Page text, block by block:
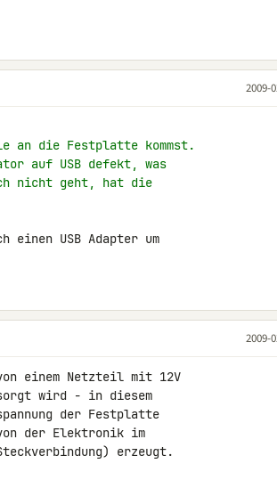
2009-
an die Festplatte kommst.
auf USB defekt, was
nicht geht, hat die
einen USB Adapter um
2009-
einem Netzteil mit 12V
wird - in diesem
der Festplatte
der Elektronik im
erzeugt.